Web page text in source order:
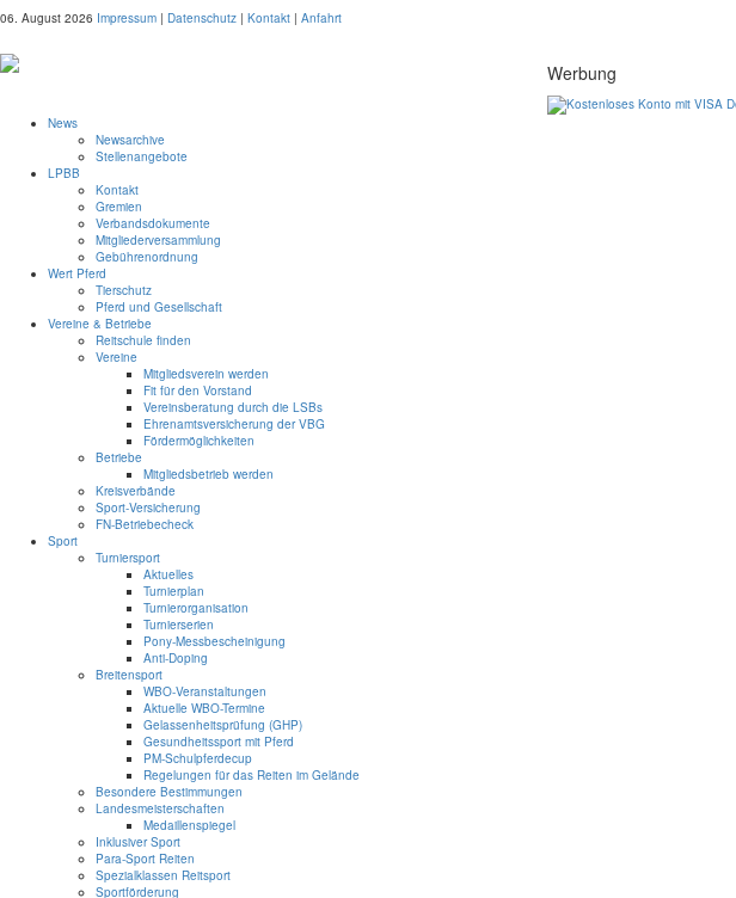
06. August 2026 Impressum | Datenschutz | Kontakt | Anfahrt
Werbung
News
Newsarchive
Stellenangebote
LPBB
Kontakt
Gremien
Verbandsdokumente
Mitgliederversammlung
Gebührenordnung
Wert Pferd
Tierschutz
Pferd und Gesellschaft
Vereine & Betriebe
Reitschule finden
Vereine
Mitgliedsverein werden
Fit für den Vorstand
Vereinsberatung durch die LSBs
Ehrenamtsversicherung der VBG
Fördermöglichkeiten
Betriebe
Mitgliedsbetrieb werden
Kreisverbände
Sport-Versicherung
FN-Betriebecheck
Sport
Turniersport
Aktuelles
Turnierplan
Turnierorganisation
Turnierserien
Pony-Messbescheinigung
Anti-Doping
Breitensport
WBO-Veranstaltungen
Aktuelle WBO-Termine
Gelassenheitsprüfung (GHP)
Gesundheitssport mit Pferd
PM-Schulpferdecup
Regelungen für das Reiten im Gelände
Besondere Bestimmungen
Landesmeisterschaften
Medaillenspiegel
Inklusiver Sport
Para-Sport Reiten
Spezialklassen Reitsport
Sportförderung